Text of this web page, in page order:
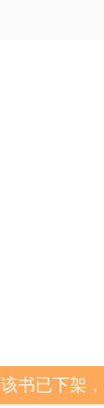
该书已下架